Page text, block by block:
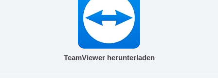
TeamViewer herunterladen